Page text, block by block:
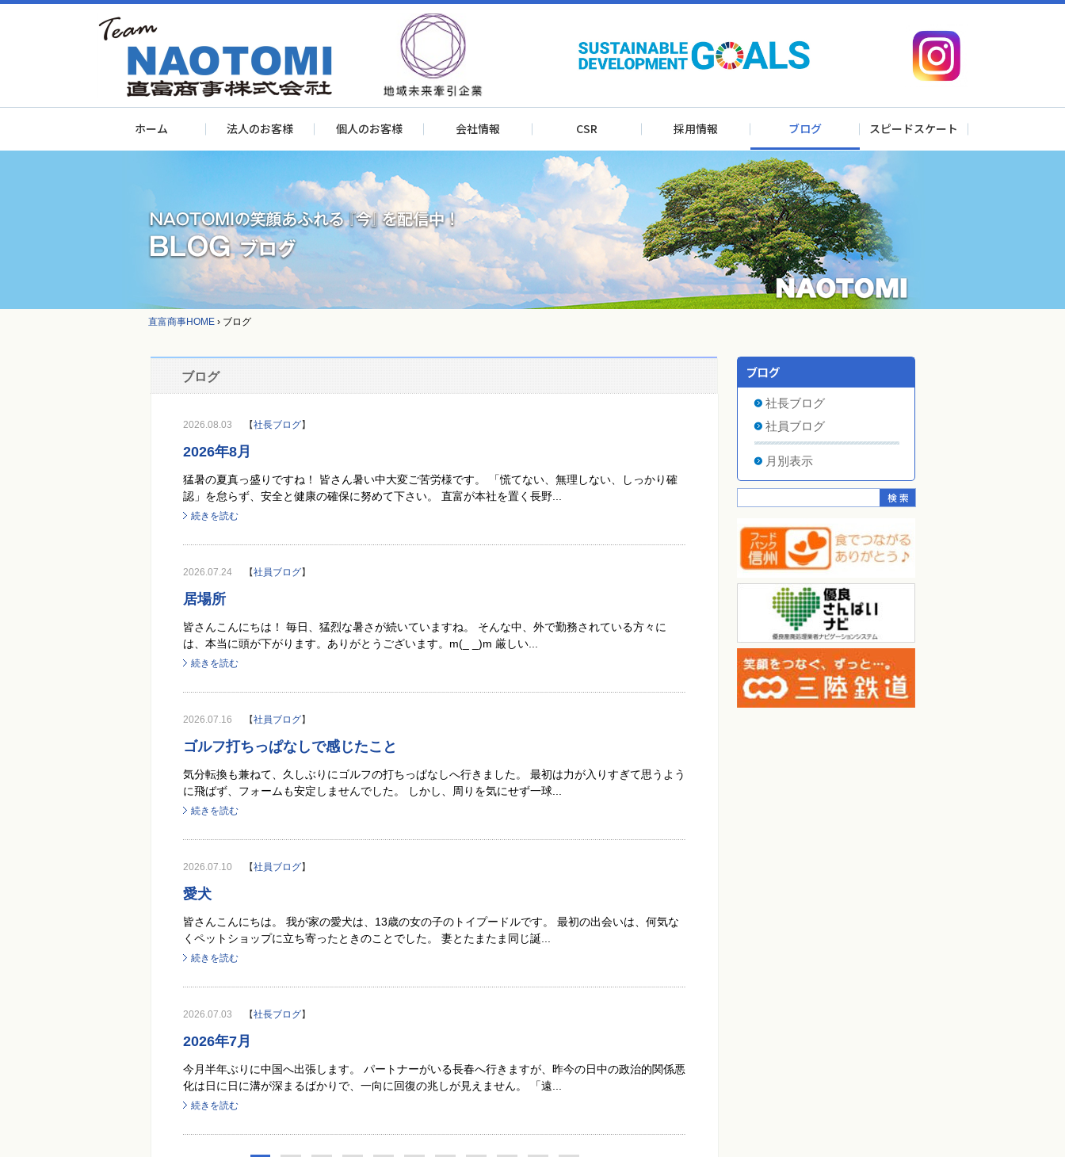
ホーム 法人のお客様 個人のお客様 会社情報 CSR 採用情報 ブログ スピードスケート
直富商事HOME › ブログ
ブログ
2026.08.03 【社長ブログ】
2026年8月
猛暑の夏真っ盛りですね！ 皆さん暑い中大変ご苦労様です。 「慌てない、無理しない、しっかり確
認」を怠らず、安全と健康の確保に努めて下さい。 直富が本社を置く長野...
続きを読む
2026.07.24 【社員ブログ】
居場所
皆さんこんにちは！ 毎日、猛烈な暑さが続いていますね。 そんな中、外で勤務されている方々に
は、本当に頭が下がります。ありがとうございます。m(_ _)m 厳しい...
続きを読む
2026.07.16 【社員ブログ】
ゴルフ打ちっぱなしで感じたこと
気分転換も兼ねて、久しぶりにゴルフの打ちっぱなしへ行きました。 最初は力が入りすぎて思うよう
に飛ばず、フォームも安定しませんでした。 しかし、周りを気にせず一球...
続きを読む
2026.07.10 【社員ブログ】
愛犬
皆さんこんにちは。 我が家の愛犬は、13歳の女の子のトイプードルです。 最初の出会いは、何気な
くペットショップに立ち寄ったときのことでした。 妻とたまたま同じ誕...
続きを読む
2026.07.03 【社長ブログ】
2026年7月
今月半年ぶりに中国へ出張します。 パートナーがいる長春へ行きますが、昨今の日中の政治的関係悪
化は日に日に溝が深まるばかりで、一向に回復の兆しが見えません。 「遠...
続きを読む
社長ブログ
社員ブログ
月別表示